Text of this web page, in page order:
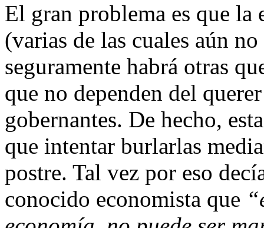
El gran problema es que la
(varias de las cuales aún
seguramente habrá otras
que no dependen del
gobernantes. De hecho,
que intentar burlarlas
postre. Tal vez por eso
conocido economista que